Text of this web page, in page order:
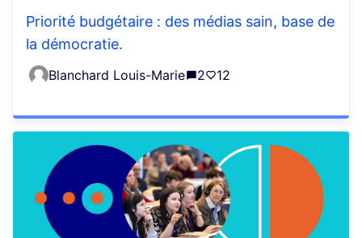
Priorité budgétaire : des médias sain, base de
la démocratie.
Blanchard Louis-Marie 2 12